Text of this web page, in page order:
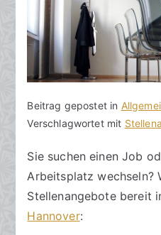
V
o
h
o
r
a
B
e
t
r
a
g
Beitrag gepostet in
Verschlagwortet mit
K
e
n
e
K
o
Sie suchen einen Job
Arbeitsplatz wechseln?
Stellenangebote bereit
Hannover: